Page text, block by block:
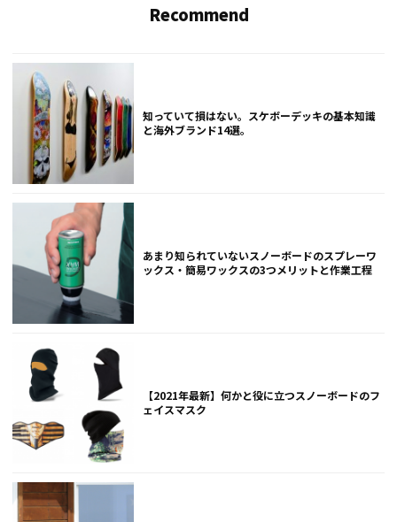
Recommend
知っていて損はない。スケボーデッキの基本知識
と海外ブランド14選。
あまり知られていないスノーボードのスプレーワ
ックス・簡易ワックスの3つメリットと作業工程
【2021年最新】何かと役に立つスノーボードのフ
ェイスマスク